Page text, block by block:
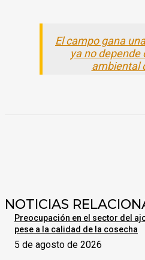
El campo gana
ya no depende
ambiental
NOTICIAS
Preocupación en el sector del
pese a la calidad de la cosecha
5 de agosto de 2026